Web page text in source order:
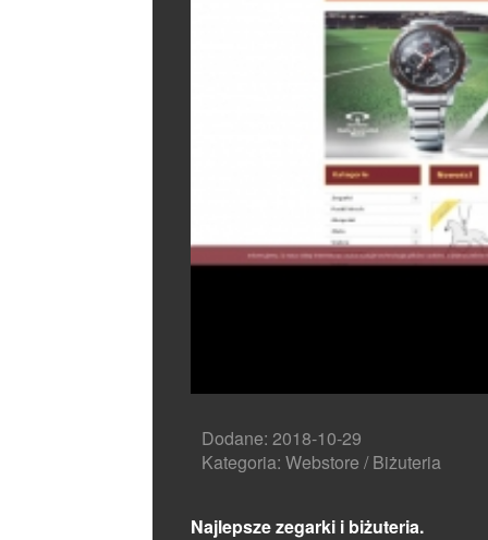
Dodane: 2018-10-29
Kategoria: Webstore / Biżuteria
Najlepsze zegarki i biżuteria.